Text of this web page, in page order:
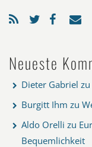
Neueste
Dieter Gabriel zu
Burgitt Ihm zu
Aldo Orelli zu
Bequemlichkeit